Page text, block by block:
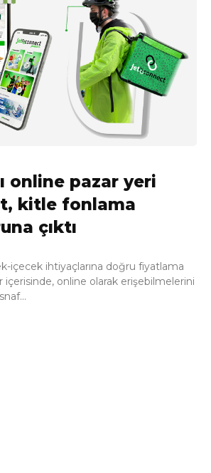
online pazar yeri
kitle fonlama
çıktı
içecek ihtiyaçlarına doğru fiyatlama
içerisinde, online olarak erişebilmelerini